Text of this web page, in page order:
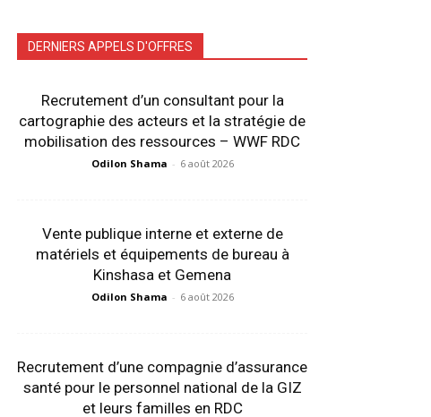
DERNIERS APPELS D'OFFRES
Recrutement d’un consultant pour la
cartographie des acteurs et la stratégie de
mobilisation des ressources – WWF RDC
Odilon Shama - 6 août 2026
Vente publique interne et externe de
matériels et équipements de bureau à
Kinshasa et Gemena
Odilon Shama - 6 août 2026
Recrutement d’une compagnie d’assurance
santé pour le personnel national de la GIZ
et leurs familles en RDC